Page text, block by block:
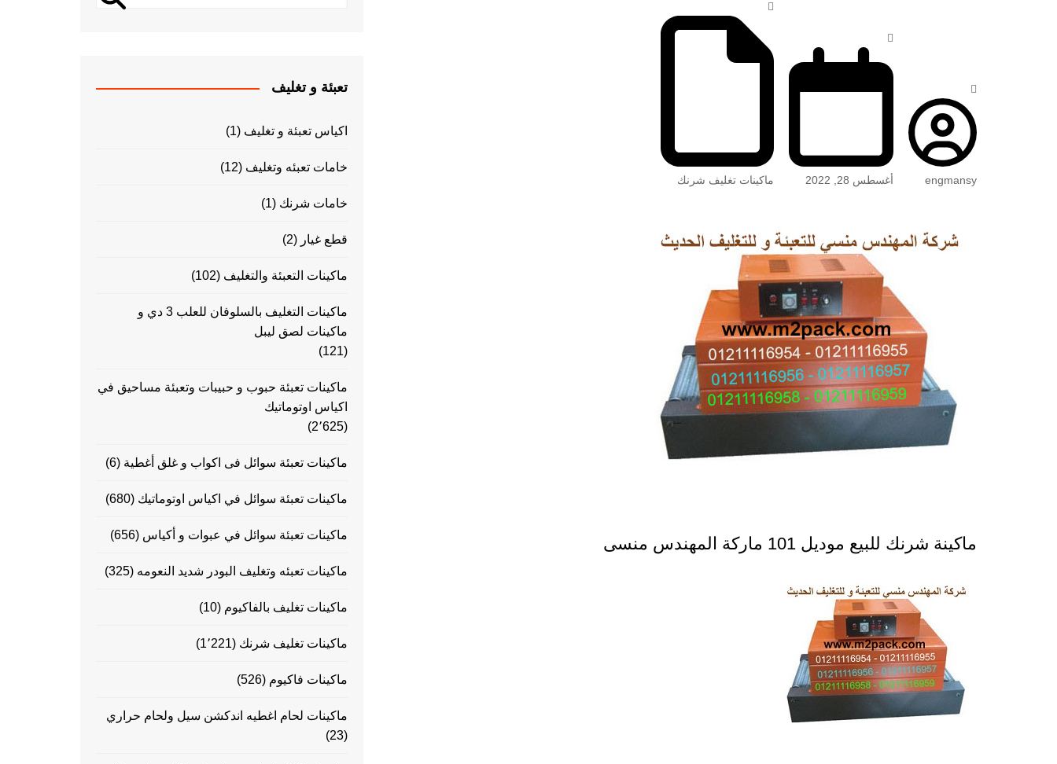
engmansy أغسطس 28, 2022 ماكينات تغليف شرنك
ماكينة شرنك للبيع موديل 101 ماركة المهندس منسى
تعبئة و تغليف
اكياس تعبئة و تغليف (1)
خامات تعبئه وتغليف (12)
خامات شرنك (1)
قطع غيار (2)
ماكينات التعبئة والتغليف (102)
ماكينات التغليف بالسلوفان للعلب 3 دي و
ماكينات لصق ليبل
(121)
ماكينات تعبئة حبوب و حبيبات وتعبئة مساحيق في
اكياس اوتوماتيك
(2٬625)
ماكينات تعبئة سوائل فى اكواب و غلق أغطية (6)
ماكينات تعبئة سوائل في اكياس اوتوماتيك (680)
ماكينات تعبئة سوائل في عبوات و أكياس (656)
ماكينات تعبئه وتغليف البودر شديد النعومه (325)
ماكينات تغليف بالفاكيوم (10)
ماكينات تغليف شرنك (1٬221)
ماكينات فاكيوم (526)
ماكينات لحام اغطيه اندكشن سيل ولحام حراري
(23)